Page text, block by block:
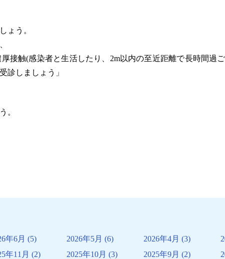
ょう。
接触(感染者と生活したり、2m以内の至近距離で長時間
診しましょう」
。
年6月 (5) 2026年5月 (6) 2026年4月 (3)
年11月 (2) 2025年10月 (3) 2025年9月 (2)